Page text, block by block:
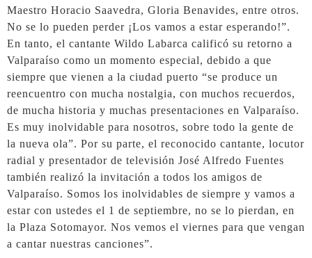
Maestro Horacio Saavedra, Gloria Benavides, entre otros.
No se lo pueden perder ¡Los vamos a estar esperando!”.
En tanto, el cantante Wildo Labarca calificó su retorno a
Valparaíso como un momento especial, debido a que
siempre que vienen a la ciudad puerto “se produce un
reencuentro con mucha nostalgia, con muchos recuerdos,
de mucha historia y muchas presentaciones en Valparaíso.
Es muy inolvidable para nosotros, sobre todo la gente de
la nueva ola”. Por su parte, el reconocido cantante, locutor
radial y presentador de televisión José Alfredo Fuentes
también realizó la invitación a todos los amigos de
Valparaíso. Somos los inolvidables de siempre y vamos a
estar con ustedes el 1 de septiembre, no se lo pierdan, en
la Plaza Sotomayor. Nos vemos el viernes para que vengan
a cantar nuestras canciones”.